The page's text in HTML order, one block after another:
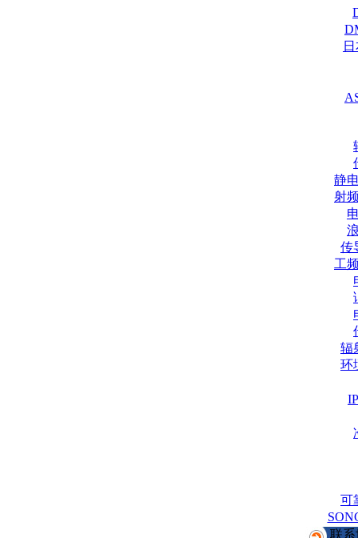
静
射
传
工
辐
环
可
联